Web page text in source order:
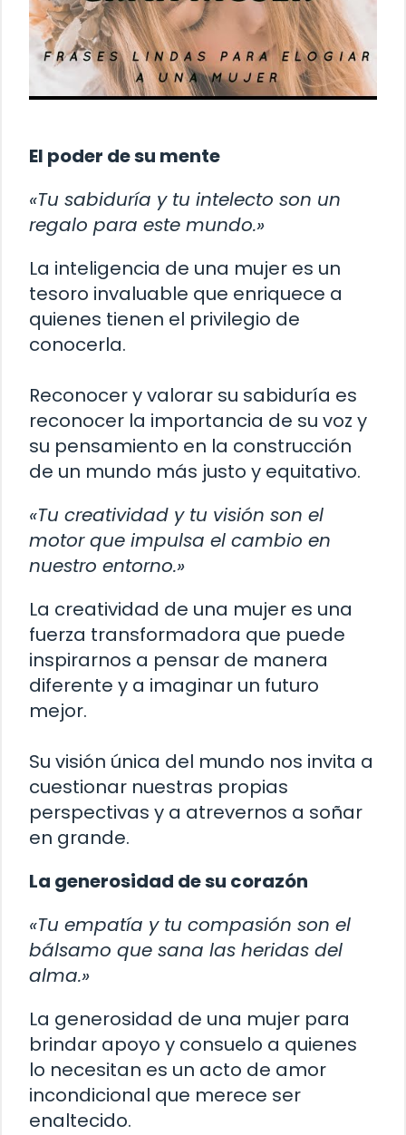
El poder de su mente
«Tu sabiduría y tu intelecto son un
regalo para este mundo.»
La inteligencia de una mujer es un
tesoro invaluable que enriquece a
quienes tienen el privilegio de
conocerla.
Reconocer y valorar su sabiduría es
reconocer la importancia de su voz y
su pensamiento en la construcción
de un mundo más justo y equitativo.
«Tu creatividad y tu visión son el
motor que impulsa el cambio en
nuestro entorno.»
La creatividad de una mujer es una
fuerza transformadora que puede
inspirarnos a pensar de manera
diferente y a imaginar un futuro
mejor.
Su visión única del mundo nos invita a
cuestionar nuestras propias
perspectivas y a atrevernos a soñar
en grande.
La generosidad de su corazón
«Tu empatía y tu compasión son el
bálsamo que sana las heridas del
alma.»
La generosidad de una mujer para
brindar apoyo y consuelo a quienes
lo necesitan es un acto de amor
incondicional que merece ser
enaltecido.